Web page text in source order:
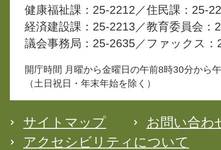
健康福祉課：25-2212
住民課：25-
経済建設課：25-2213
教育委員会：
議会事務局：25-2635
ファックス：
開庁時間 月曜から金曜日の午前8時30分から
（土日祝日・年末年始を除く）
サイトマップ
お問い合わ
アクセシビリティについて